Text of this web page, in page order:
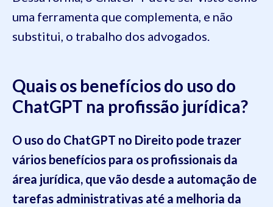
uma ferramenta que complementa, e não
substitui, o trabalho dos advogados.
Quais os benefícios do uso do
ChatGPT na profissão jurídica?
O uso do ChatGPT no Direito pode trazer
vários benefícios para os profissionais da
área jurídica, que vão desde a automação de
tarefas administrativas até a melhoria da